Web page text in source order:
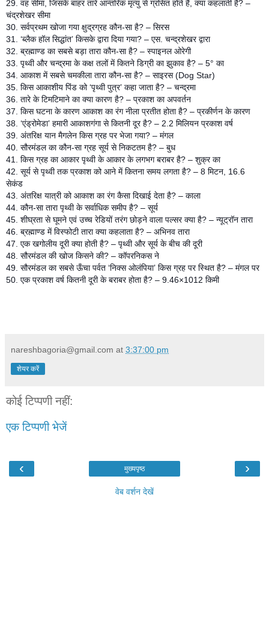
29. वह सीमा, जिसके बाहर तारे आन्तरिक मृत्यु से ग्रसित होते हैं, क्या कहलाती है? –
चंद्रशेखर सीमा
30. सर्वप्रथम खोजा गया क्षुद्रग्रह कौन-सा है? – सिरस
31. ‘ब्लैक हॉल सिद्धांत’ किसके द्वारा दिया गया? – एस. चन्द्रशेखर द्वारा
32. ब्रह्माण्ड का सबसे बड़ा तारा कौन-सा है? – स्पाइनल ओरेगी
33. पृथ्वी और चन्द्रमा के कक्ष तलों में कितने डिग्री का झुकाव है? – 5° का
34. आकाश में सबसे चमकीला तारा कौन-सा है? – साइरस (Dog Star)
35. किस आकाशीय पिंड को ‘पृथ्वी पुत्र’ कहा जाता है? – चन्द्रमा
36. तारे के टिमटिमाने का क्या कारण है? – प्रकाश का अपवर्तन
37. किस घटना के कारण आकाश का रंग नीला प्रतीत होता है? – प्रकीर्णन के कारण
38. ‘एंड्रोमेडा’ हमारी आकाशगंगा से कितनी दूर है? – 2.2 मिलियन प्रकाश वर्ष
39. अंतरिक्ष यान मैगलेन किस ग्रह पर भेजा गया? – मंगल
40. सौरमंडल का कौन-सा ग्रह सूर्य से निकटतम है? – बुध
41. किस ग्रह का आकार पृथ्वी के आकार के लगभग बराबर है? – शुक्र का
42. सूर्य से पृथ्वी तक प्रकाश को आने में कितना समय लगता है? – 8 मिटन, 16.6
सेकंड
43. अंतरिक्ष यात्री को आकाश का रंग कैसा दिखाई देता है? – काला
44. कौन-सा तारा पृथ्वी के सर्वाधिक समीप है? – सूर्य
45. शीघ्रता से घूमने एवं उच्च रेडियों तरंग छोड़ने वाला पल्सर क्या है? – न्यूट्रॉन तारा
46. ब्रह्माण्ड में विस्फोटी तारा क्या कहलाता है? – अभिनव तारा
47. एक खगोलीय दूरी क्या होती है? – पृथ्वी और सूर्य के बीच की दूरी
48. सौरमंडल की खोज किसने की? – कॉपरनिकस ने
49. सौरमंडल का सबसे ऊँचा पर्वत ‘निक्स ओलंपिया’ किस ग्रह पर स्थित है? – मंगल पर
50. एक प्रकाश वर्ष कितनी दूरी के बराबर होता है? – 9.46×1012 किमी
nareshbagoria@gmail.com at 3:37:00 pm
शेयर करें
कोई टिप्पणी नहीं:
एक टिप्पणी भेजें
‹ ›
मुख्यपृष्ठ
वेब वर्शन देखें